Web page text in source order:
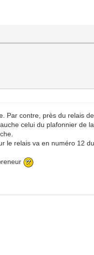
Par contre, près du relais
celui du plafonnier de
le relais va en numéro 12